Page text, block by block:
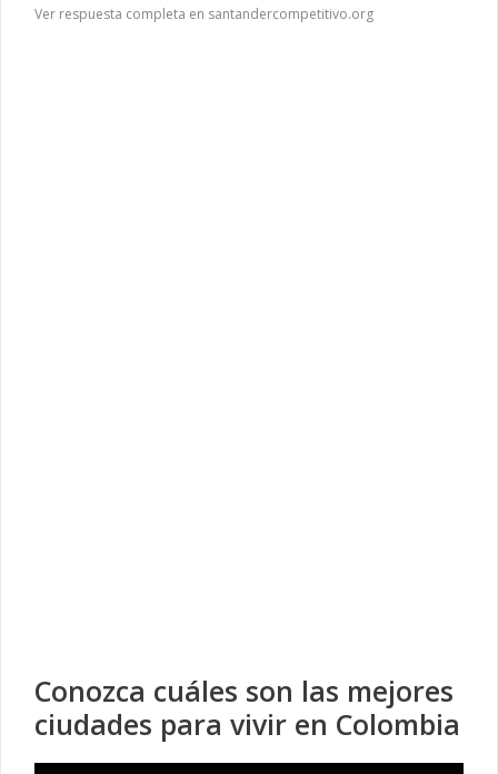
Ver respuesta completa en santandercompetitivo.org
Conozca cuáles son las mejores
ciudades para vivir en Colombia